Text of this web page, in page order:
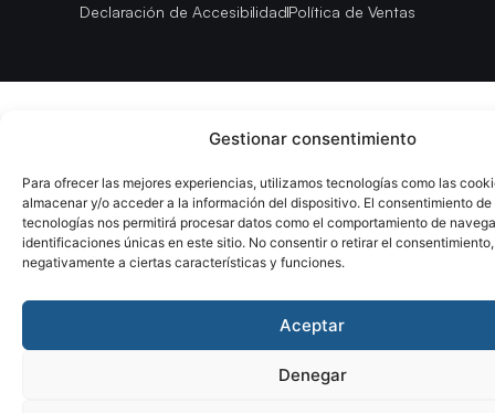
Gestionar consentimiento
Para ofrecer las mejores experiencias, utilizamos tecnologías como las
almacenar y/o acceder a la información del dispositivo. El consentimiento de
tecnologías nos permitirá procesar datos como el comportamiento de
identificaciones únicas en este sitio. No consentir o retirar el
negativamente a ciertas características y funciones.
Aceptar
Denegar
Declaración de AccesibilidadPolítica de Ventas